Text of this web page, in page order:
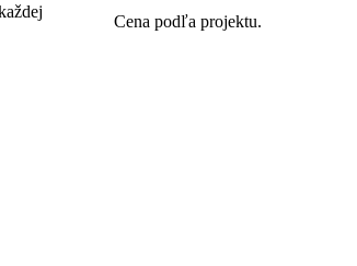
Cena podľa projektu.